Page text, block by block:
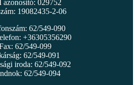
azonosító: 029752
19082435-2-06
62/549-090
+36305356290
62/549-099
62/549-091
iroda: 62/549-092
62/549-094